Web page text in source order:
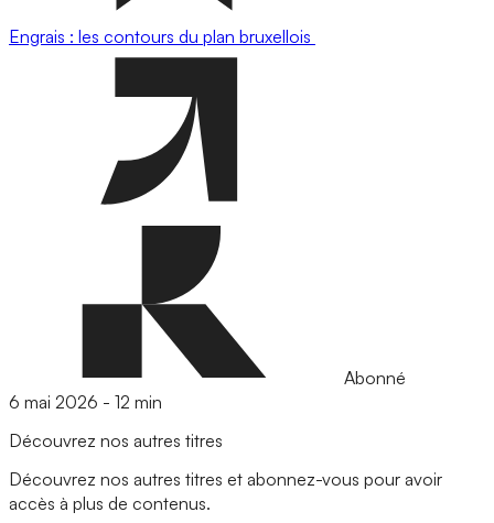
Engrais : les contours du plan bruxellois
Abonné
6 mai 2026 - 12 min
Découvrez nos autres titres
Découvrez nos autres titres et abonnez-vous pour avoir
accès à plus de contenus.